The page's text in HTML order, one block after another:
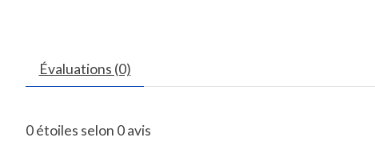
Évaluations (0)
0étoiles selon 0avis